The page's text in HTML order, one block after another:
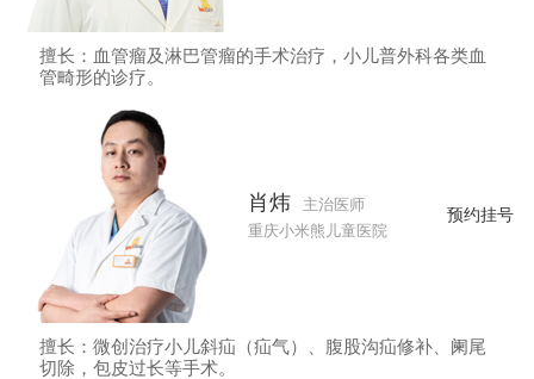
擅长：血管瘤及淋巴管瘤的手术治疗，小儿普外科各类血
管畸形的诊疗。
肖炜
主治医师
重庆小米熊儿童医院
预约挂号
擅长：微创治疗小儿斜疝（疝气）、腹股沟疝修补、阑尾
切除，包皮过长等手术。